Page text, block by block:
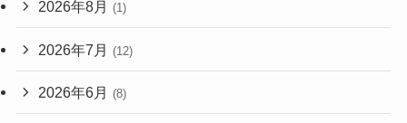
2026年8月 (1)
2026年7月 (12)
2026年6月 (8)